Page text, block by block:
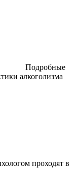
Подробные
алкоголизма
проходят в